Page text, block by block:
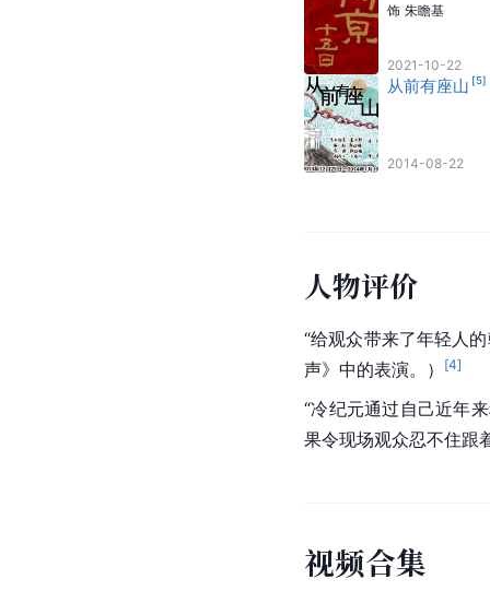
饰 朱瞻基
2021-10-22
从前有座山 [5]
2014-08-22
人物评价
“给观众带来了年轻人
声》中的表演。）
[4]
“冷纪元通过自己近年
果令现场观众忍不住跟
视频合集